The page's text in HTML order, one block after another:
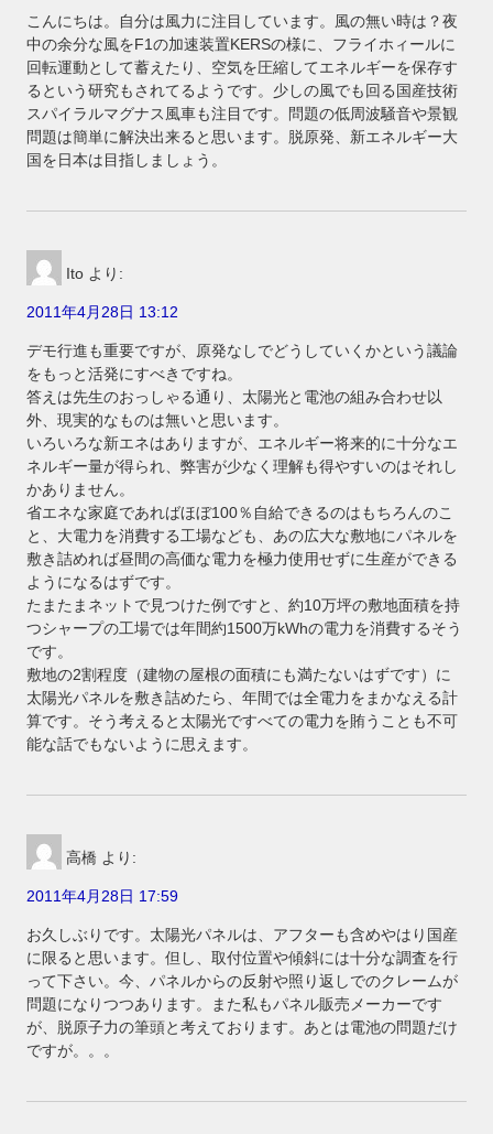
こんにちは。自分は風力に注目しています。風の無い時は？夜
中の余分な風をF1の加速装置KERSの様に、フライホィールに
回転運動として蓄えたり、空気を圧縮してエネルギーを保存す
るという研究もされてるようです。少しの風でも回る国産技術
スパイラルマグナス風車も注目です。問題の低周波騒音や景観
問題は簡単に解決出来ると思います。脱原発、新エネルギー大
国を日本は目指しましょう。
Ito より:
2011年4月28日 13:12
デモ行進も重要ですが、原発なしでどうしていくかという議論
をもっと活発にすべきですね。
答えは先生のおっしゃる通り、太陽光と電池の組み合わせ以
外、現実的なものは無いと思います。
いろいろな新エネはありますが、エネルギー将来的に十分なエ
ネルギー量が得られ、弊害が少なく理解も得やすいのはそれし
かありません。
省エネな家庭であればほぼ100％自給できるのはもちろんのこ
と、大電力を消費する工場なども、あの広大な敷地にパネルを
敷き詰めれば昼間の高価な電力を極力使用せずに生産ができる
ようになるはずです。
たまたまネットで見つけた例ですと、約10万坪の敷地面積を持
つシャープの工場では年間約1500万kWhの電力を消費するそう
です。
敷地の2割程度（建物の屋根の面積にも満たないはずです）に
太陽光パネルを敷き詰めたら、年間では全電力をまかなえる計
算です。そう考えると太陽光ですべての電力を賄うことも不可
能な話でもないように思えます。
高橋 より:
2011年4月28日 17:59
お久しぶりです。太陽光パネルは、アフターも含めやはり国産
に限ると思います。但し、取付位置や傾斜には十分な調査を行
って下さい。今、パネルからの反射や照り返しでのクレームが
問題になりつつあります。また私もパネル販売メーカーです
が、脱原子力の筆頭と考えております。あとは電池の問題だけ
ですが。。。